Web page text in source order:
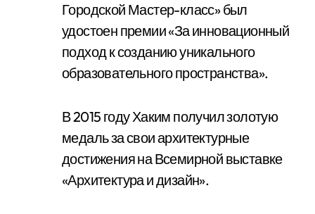
Городской Мастер-класс» был
удостоен премии «За инновационный
подход к созданию уникального
образовательного пространства».
В 2015 году Хаким получил золотую
медаль за свои архитектурные
достижения на Всемирной выставке
«Архитектура и дизайн».